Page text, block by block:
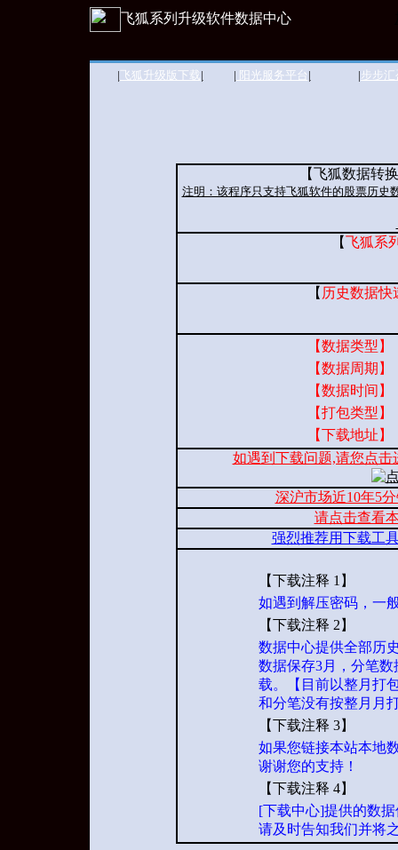
飞狐系列升级软件数据中心
|飞狐升级版下载| | 阳光服务平台 | | 步步汇
【飞狐数据转
注明：该程序只支持飞狐软件的股票历史
【飞狐系
【 历史数据快
【数据类型】
【数据周期】
【数据时间】
【打包类型】
【下载地址】
如遇到下载问题,请您点
深沪市场近10年5
请点击查看
强烈推荐用下载工
【下载注释 1】
如遇到解压密码，一
【下载注释 2】
数据中心提供全部历
数据保存3月，分笔
载。【目前以整月打
和分笔没有按整月月
【下载注释 3】
如果您链接本站本地
谢谢您的支持！
【下载注释 4】
[下载中心]提供的数
请及时告知我们并将